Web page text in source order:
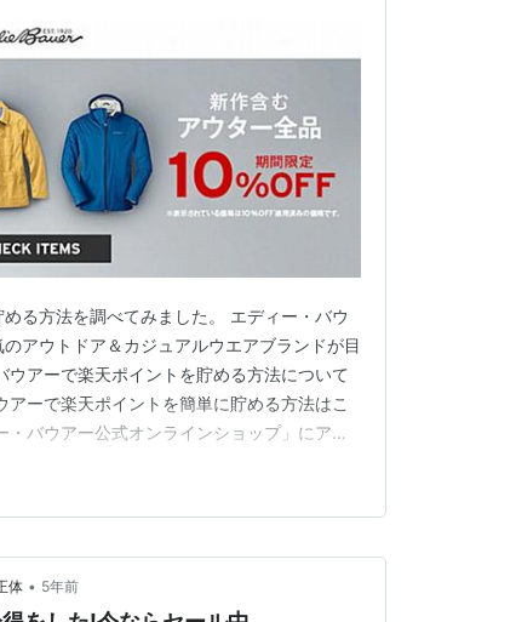
る方法を調べてみました。 エディー・バウ
アウトドア＆カジュアルウエアブランドが目
アーで楽天ポイントを貯める方法について
ーで楽天ポイントを簡単に貯める方法はこ
バウアー公式オンラインショップ」にアク
ト経由が一番！ポイントサイトを比較してみ
方法 楽天…
体 • 5年前